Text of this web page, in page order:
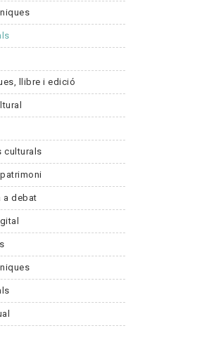
llibre i edició
culturals
a debat